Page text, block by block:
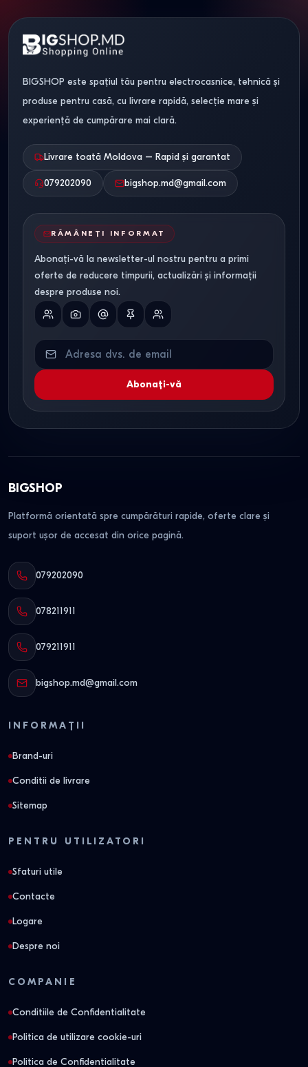
BIGSHOP este spațiul tău pentru electrocasnice, tehnică și
produse pentru casă, cu livrare rapidă, selecție mare și
experiență de cumpărare mai clară.
Livrare toată Moldova – Rapid și garantat
079202090 bigshop.md@gmail.com
RĂMÂNEȚI INFORMAT
Abonați-vă la newsletter-ul nostru pentru a primi
oferte de reducere timpurii, actualizări și informații
despre produse noi.
Abonați-vă
BIGSHOP
Platformă orientată spre cumpărături rapide, oferte clare și
suport ușor de accesat din orice pagină.
079202090
078211911
079211911
bigshop.md@gmail.com
INFORMAȚII
Brand-uri
Conditii de livrare
Sitemap
PENTRU UTILIZATORI
Sfaturi utile
Contacte
Logare
Despre noi
COMPANIE
Conditiile de Confidentialitate
Politica de utilizare cookie-uri
Politica de Confidentialitate